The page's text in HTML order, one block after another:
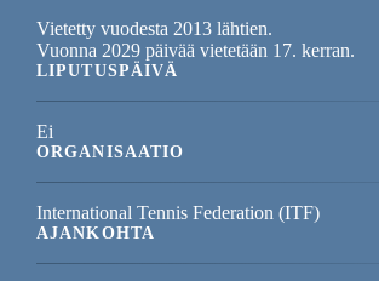
Vietetty vuodesta 2013 lähtien.
Vuonna 2029 päivää vietetään 17. kerran.
LIPUTUSPÄIVÄ
Ei
ORGANISAATIO
International Tennis Federation (ITF)
AJANKOHTA